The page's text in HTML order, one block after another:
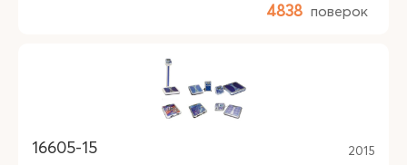
4838 поверок
16605-15 2015